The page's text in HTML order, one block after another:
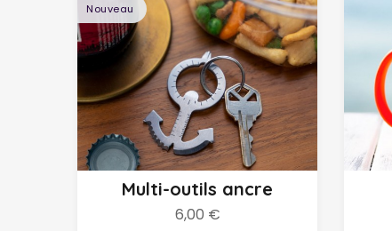
Nouveau
Ajouter au panier
Multi-outils ancre
6,00 €